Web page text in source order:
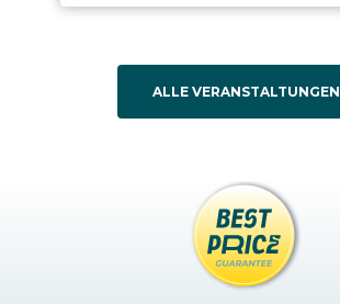
ALLE VERANSTALTUNGEN